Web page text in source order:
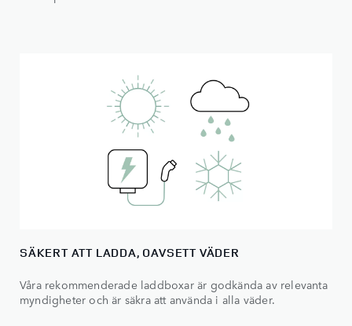
SÄKERT ATT LADDA, OAVSETT VÄDER
Våra rekommenderade laddboxar är godkända av relevanta
myndigheter och är säkra att använda i alla väder.